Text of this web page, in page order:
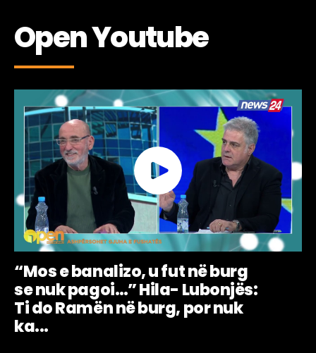
Open Youtube
“Mos e banalizo, u fut në burg
se nuk pagoi…” Hila- Lubonjës:
Ti do Ramën në burg, por nuk
ka...